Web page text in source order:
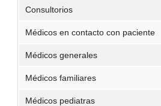
Consultorios
Médicos en contacto con paciente
Médicos generales
Médicos familiares
Médicos pediatras